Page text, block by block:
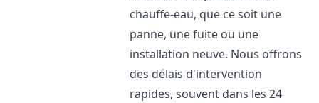
chauffe-eau, que ce soit une
panne, une fuite ou une
installation neuve. Nous offrons
des délais d'intervention
rapides, souvent dans les 24